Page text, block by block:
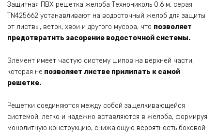
Защитная ПВХ решетка желоба Технониколь 0.6 м, серая
TN425662 устанавливают на водосточный желоб для защиты
от листвы, веток, хвои и другого мусора, что позволяет
предотвратить засорение водосточной системы.
Элемент имеет частую систему шипов на верхней части,
которая не позволяет листве прилипать к самой
решетке.
Решетки соединяются между собой защелкивающейся
системой, легко и надежно вставляются в желоба, формируя
монолитную конструкцию, снижающую вероятность боковой